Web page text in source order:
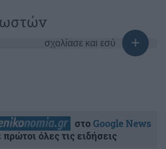
σχολίασε και εσύ
στοGoogle News
όλες τις ειδήσεις